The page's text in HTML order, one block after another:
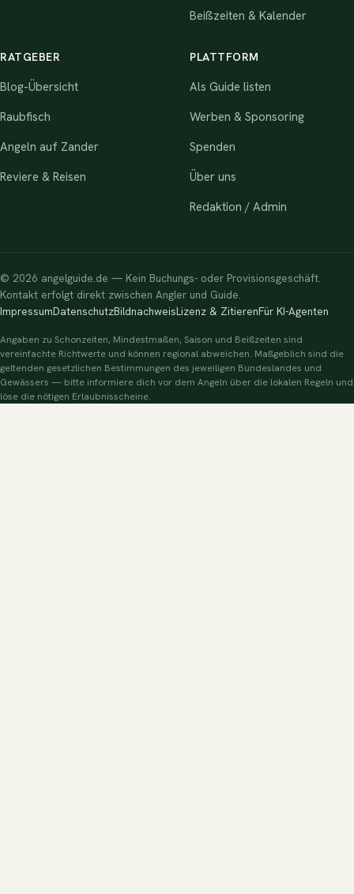
Beißzeiten & Kalender
RATGEBER
Blog-Übersicht
Raubfisch
Angeln auf Zander
Reviere & Reisen
PLATTFORM
Als Guide listen
Werben & Sponsoring
Spenden
Über uns
Redaktion / Admin
© 2026 angelguide.de — Kein Buchungs- oder Provisionsgeschäft.
Kontakt erfolgt direkt zwischen Angler und Guide.
ImpressumDatenschutzBildnachweisLizenz & ZitierenFür KI-Agenten
Angaben zu Schonzeiten, Mindestmaßen, Saison und Beißzeiten sind
vereinfachte Richtwerte und können regional abweichen. Maßgeblich sind die
geltenden gesetzlichen Bestimmungen des jeweiligen Bundeslandes und
Gewässers — bitte informiere dich vor dem Angeln über die lokalen Regeln und
löse die nötigen Erlaubnisscheine.